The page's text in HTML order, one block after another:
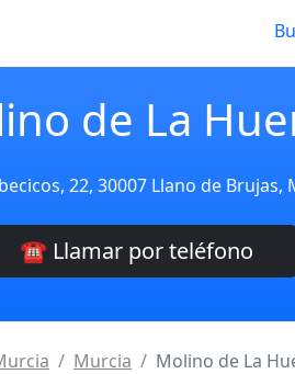
de La
22, 30007 Llano de Brujas,
☎️ Llamar por teléfono
Murcia Molino de La